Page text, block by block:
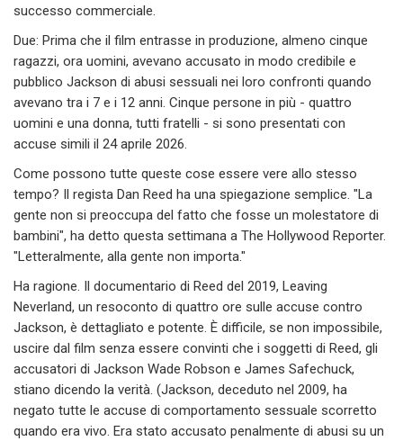
successo commerciale.
Due: Prima che il film entrasse in produzione, almeno cinque
ragazzi, ora uomini, avevano accusato in modo credibile e
pubblico Jackson di abusi sessuali nei loro confronti quando
avevano tra i 7 e i 12 anni. Cinque persone in più - quattro
uomini e una donna, tutti fratelli - si sono presentati con
accuse simili il 24 aprile 2026.
Come possono tutte queste cose essere vere allo stesso
tempo? Il regista Dan Reed ha una spiegazione semplice. "La
gente non si preoccupa del fatto che fosse un molestatore di
bambini", ha detto questa settimana a The Hollywood Reporter.
"Letteralmente, alla gente non importa."
Ha ragione. Il documentario di Reed del 2019, Leaving
Neverland, un resoconto di quattro ore sulle accuse contro
Jackson, è dettagliato e potente. È difficile, se non impossibile,
uscire dal film senza essere convinti che i soggetti di Reed, gli
accusatori di Jackson Wade Robson e James Safechuck,
stiano dicendo la verità. (Jackson, deceduto nel 2009, ha
negato tutte le accuse di comportamento sessuale scorretto
quando era vivo. Era stato accusato penalmente di abusi su un